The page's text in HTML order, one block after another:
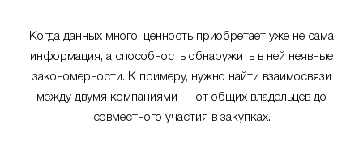
Когда данных много, ценность приобретает уже не сама
информация, а способность обнаружить в ней неявные
закономерности. К примеру, нужно найти взаимосвязи
между двумя компаниями — от общих владельцев до
совместного участия в закупках.